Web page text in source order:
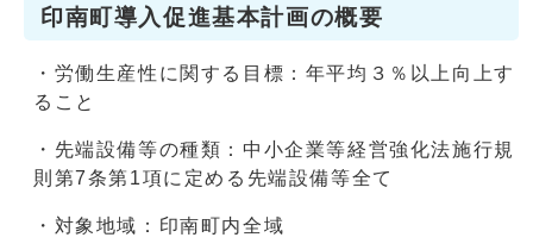
印南町導入促進基本計画の概要
・労働生産性に関する目標：年平均３％以上向上す
ること
・先端設備等の種類：中小企業等経営強化法施行規
則第7条第1項に定める先端設備等全て
・対象地域：印南町内全域